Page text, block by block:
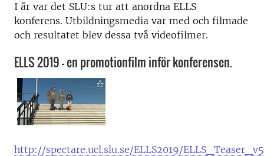
I år var det SLU:s tur att anordna ELLS
konferens. Utbildningsmedia var med och filmade
och resultatet blev dessa två videofilmer.
ELLS 2019 – en promotionfilm inför konferensen.
http://spectare.ucl.slu.se/ELLS2019/